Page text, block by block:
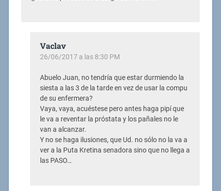
Vaclav
26/06/2017 a las 8:30 PM
Abuelo Juan, no tendría que estar durmiendo la
siesta a las 3 de la tarde en vez de usar la compu
de su enfermera?
Vaya, vaya, acuéstese pero antes haga pipí que
le va a reventar la próstata y los pañales no le
van a alcanzar.
Y no se haga ilusiones, que Ud. no sólo no la va a
ver a la Puta Kretina senadora sino que no llega a
las PASO…